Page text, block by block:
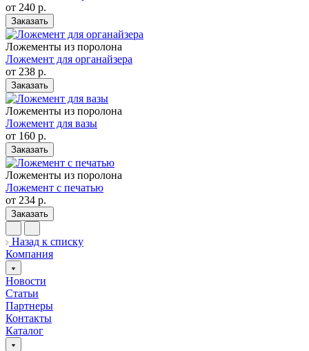
от 240 р.
Заказать
Ложементы из поролона
Ложемент для органайзера
от 238 р.
Заказать
Ложементы из поролона
Ложемент для вазы
от 160 р.
Заказать
Ложементы из поролона
Ложемент c печатью
от 234 р.
Заказать
Назад к списку
Компания
Новости
Статьи
Партнеры
Контакты
Каталог